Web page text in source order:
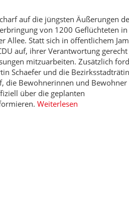
auf die jüngsten Äußerungen
von 1200 Geflüchteten
Allee. Statt sich in öffentlichem
auf, ihrer Verantwortung gerecht
mitzuarbeiten. Zusätzlich
Schaefer und die
die Bewohnerinnen und Bewohner
über die geplanten
Weiterlesen